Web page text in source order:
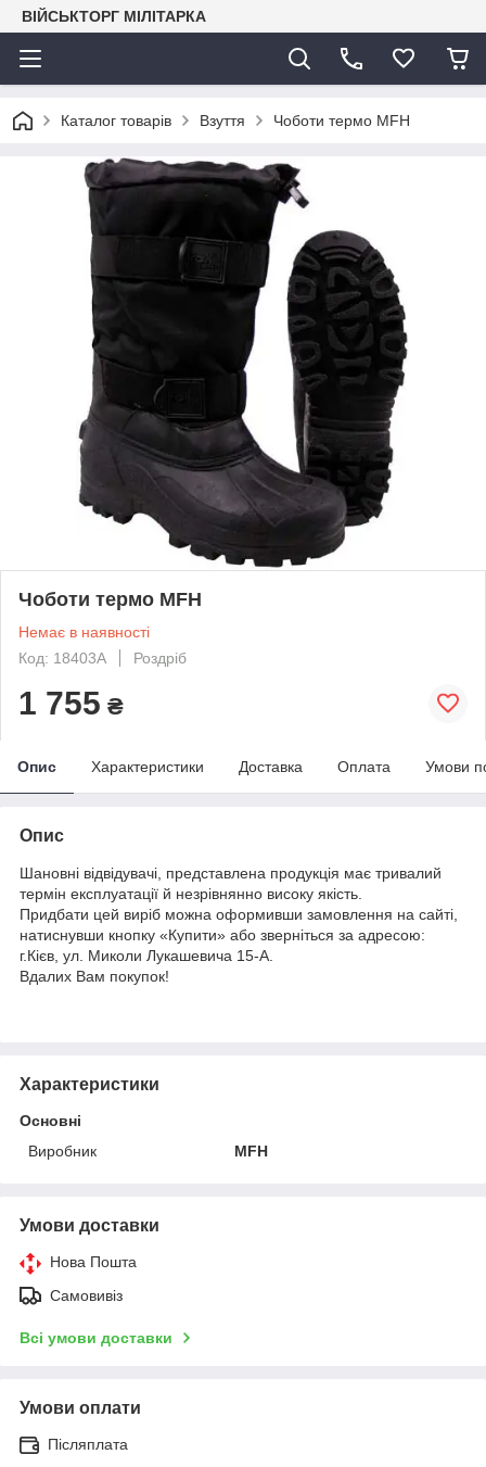
ВІЙСЬКТОРГ МІЛІТАРКА
Каталог товарів Взуття Чоботи термо MFH
Чоботи термо MFH
Немає в наявності
Код: 18403A
Роздріб
1 755 ₴
Опис Характеристики Доставка Оплата Умови
Опис
Шановні відвідувачі, представлена продукція має тривалий
термін експлуатації й незрівнянно високу якість.
Придбати цей виріб можна оформивши замовлення на сайті,
натиснувши кнопку «Купити» або зверніться за адресою:
г.Кієв, ул. Миколи Лукашевича 15-А.
Вдалих Вам покупок!
Характеристики
Основні
Виробник
MFH
Умови доставки
Нова Пошта
Самовивіз
Всі умови доставки
Умови оплати
Післяплата